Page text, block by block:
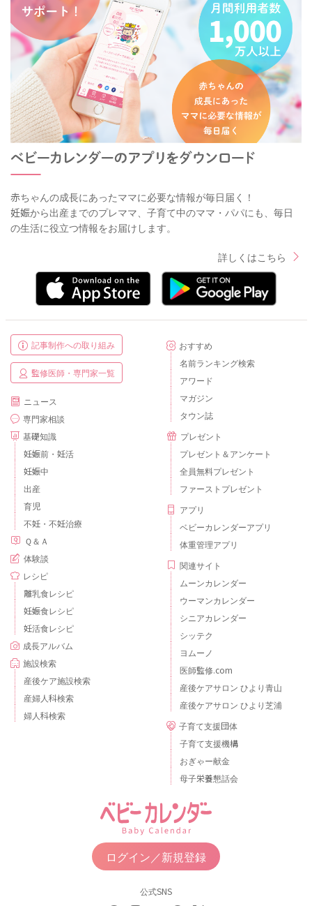
赤ちゃんの成長にあったママに必要な情報が毎日届く！
妊娠から出産までのプレママ、子育て中のママ・パパにも、毎日
の生活に役立つ情報をお届けします。
詳しくはこちら
記事制作への取り組み
監修医師・専門家一覧
ニュース
専門家相談
基礎知識
妊娠前・妊活
妊娠中
出産
育児
不妊・不妊治療
Ｑ＆Ａ
体験談
レシピ
離乳食レシピ
妊娠食レシピ
妊活食レシピ
成長アルバム
施設検索
産後ケア施設検索
産婦人科検索
婦人科検索
おすすめ
名前ランキング検索
アワード
マガジン
タウン誌
プレゼント
プレゼント＆アンケート
全員無料プレゼント
ファーストプレゼント
アプリ
ベビーカレンダーアプリ
体重管理アプリ
関連サイト
ムーンカレンダー
ウーマンカレンダー
シニアカレンダー
シッテク
ヨムーノ
医師監修.com
産後ケアサロン ひより青山
産後ケアサロン ひより芝浦
子育て支援団体
子育て支援機構
おぎゃー献金
母子栄養懇話会
ログイン／新規登録
公式SNS